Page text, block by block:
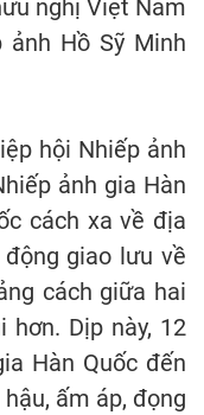
nghị Việt Nam
ảnh Hồ Sỹ Minh
hội Nhiếp ảnh
ảnh gia Hàn
cách xa về địa
giao lưu về
cách giữa hai
Dịp này, 12
Hàn Quốc đến
ấm áp, đọng